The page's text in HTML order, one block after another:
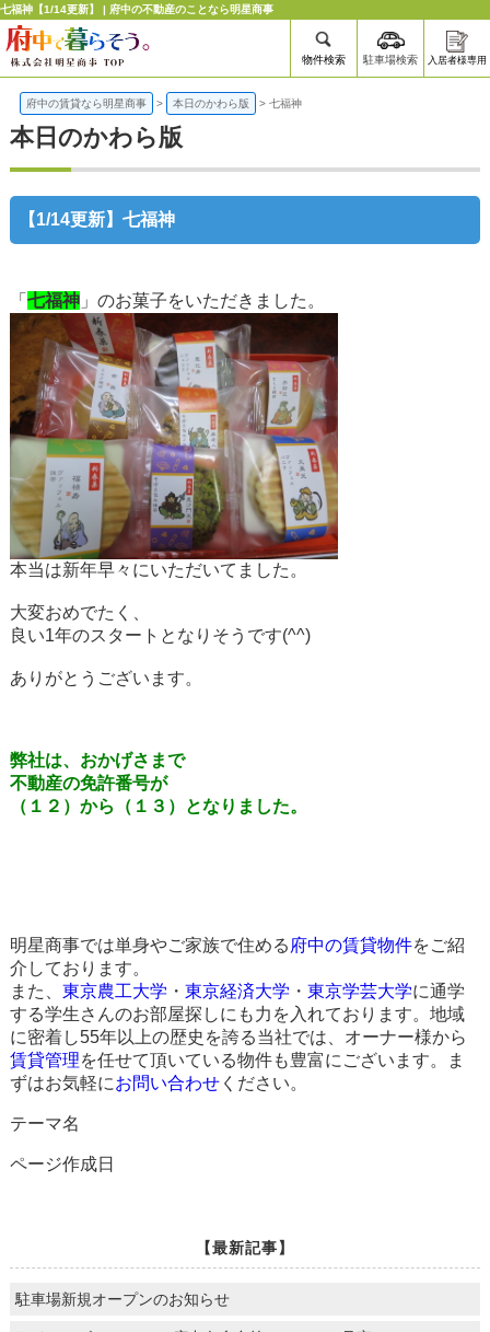
七福神【1/14更新】 | 府中の不動産のことなら明星商事
物件検索 駐車場検索 入居者様専用
府中の賃貸なら明星商事 > 本日のかわら版 > 七福神
本日のかわら版
【1/14更新】七福神
「 七福神」のお菓子をいただきました。
本当は新年早々にいただいてました。
大変おめでたく、
良い1年のスタートとなりそうです(^^)
ありがとうございます。
弊社は、おかげさまで
不動産の免許番号が
（１２）から（１３）となりました。
明星商事では単身やご家族で住める 府中の賃貸物件をご紹
介しております。
また、 東京農工大学 ・ 東京経済大学 ・ 東京学芸大学に通学
する学生さんのお部屋探しにも力を入れております。地域
に密着し55年以上の歴史を誇る当社では、オーナー様から
賃貸管理を任せて頂いている物件も豊富にございます。ま
ずはお気軽にお問い合わせください。
テーマ名
ページ作成日
【最新記事】
駐車場新規オープンのお知らせ